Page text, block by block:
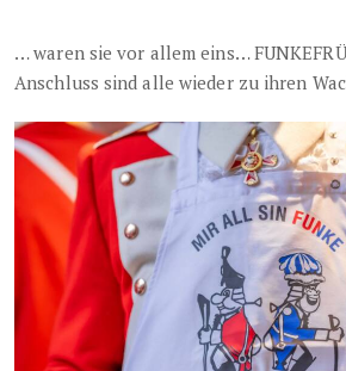
… waren sie vor allem eins…
Anschluss sind alle wieder zu ihren